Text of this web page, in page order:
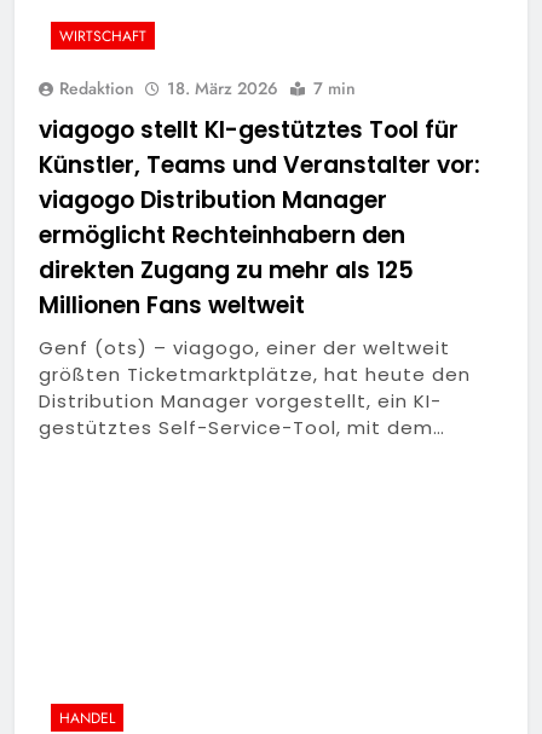
WIRTSCHAFT
Redaktion 18. März 2026 7 min
viagogo stellt KI-gestütztes Tool für
Künstler, Teams und Veranstalter vor:
viagogo Distribution Manager
ermöglicht Rechteinhabern den
direkten Zugang zu mehr als 125
Millionen Fans weltweit
Genf (ots) – viagogo, einer der weltweit
größten Ticketmarktplätze, hat heute den
Distribution Manager vorgestellt, ein KI-
gestütztes Self-Service-Tool, mit dem…
HANDEL